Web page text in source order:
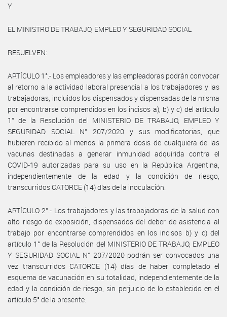
Y
EL MINISTRO DE TRABAJO, EMPLEO Y SEGURIDAD SOCIAL
RESUELVEN:
ARTÍCULO 1°.- Los empleadores y las empleadoras podrán convocar
al retorno a la actividad laboral presencial a los trabajadores y las
trabajadoras, incluidos los dispensados y dispensadas de la misma
por encontrarse comprendidos en los incisos a), b) y c) del artículo
1° de la Resolución del MINISTERIO DE TRABAJO, EMPLEO Y
SEGURIDAD SOCIAL N° 207/2020 y sus modificatorias, que
hubieren recibido al menos la primera dosis de cualquiera de las
vacunas destinadas a generar inmunidad adquirida contra el
COVID-19 autorizadas para su uso en la República Argentina,
independientemente de la edad y la condición de riesgo,
transcurridos CATORCE (14) días de la inoculación.
ARTÍCULO 2°.- Los trabajadores y las trabajadoras de la salud con
alto riesgo de exposición, dispensados del deber de asistencia al
trabajo por encontrarse comprendidos en los incisos b) y c) del
artículo 1° de la Resolución del MINISTERIO DE TRABAJO, EMPLEO
Y SEGURIDAD SOCIAL N° 207/2020 podrán ser convocados una
vez transcurridos CATORCE (14) días de haber completado el
esquema de vacunación en su totalidad, independientemente de la
edad y la condición de riesgo, sin perjuicio de lo establecido en el
artículo 5° de la presente.